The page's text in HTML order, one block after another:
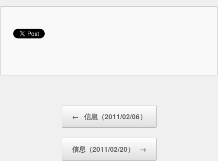
← 信息（2011/02/06）
信息（2011/02/20） →